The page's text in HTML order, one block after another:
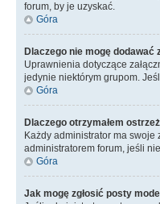
forum, by je uzyskać.
Góra
Dlaczego nie mogę dodawać
Uprawnienia dotyczące
jedynie niektórym grupom.
Góra
Dlaczego otrzymałem
Każdy administrator ma swoje
administratorem forum, jeśli
Góra
Jak mogę zgłosić posty